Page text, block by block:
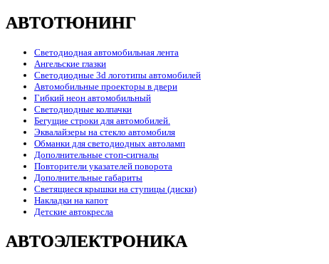
АВТОТЮНИНГ
Светодиодная автомобильная лента
Ангельские глазки
Светодиодные 3d логотипы автомобилей
Автомобильные проекторы в двери
Гибкий неон автомобильный
Светодиодные колпачки
Бегущие строки для автомобилей.
Эквалайзеры на стекло автомобиля
Обманки для светодиодных автоламп
Дополнительные стоп-сигналы
Повторители указателей поворота
Дополнительные габариты
Светящиеся крышки на ступицы (диски)
Накладки на капот
Детские автокресла
АВТОЭЛЕКТРОНИКА